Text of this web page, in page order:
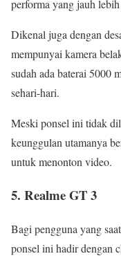
performa yang jauh
Dikenal juga dengan
mempunyai kamera
sudah ada baterai 5000
sehari-hari.
Meski ponsel ini tidak
keunggulan utamanya
untuk menonton video.
5. Realme GT 3
Bagi pengguna yang
ponsel ini hadir dengan